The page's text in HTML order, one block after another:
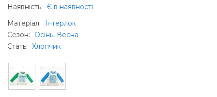
Наявність:
Є в наявності
Матеріал:
Інтерлок
Сезон:
Осінь, Весна
Стать: Хлопчик